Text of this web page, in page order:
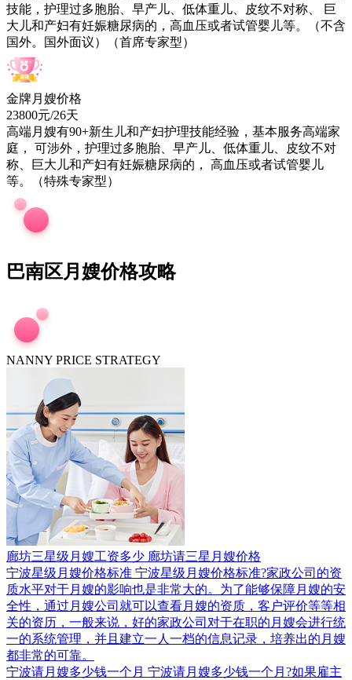
技能，护理过多胞胎、早产儿、低体重儿、皮纹不对称、 巨
大儿和产妇有妊娠糖尿病的，高血压或者试管婴儿等。（不含
国外。国外面议）（首席专家型）
金牌月嫂价格
23800元/26天
高端月嫂有90+新生儿和产妇护理技能经验，基本服务高端家
庭， 可涉外，护理过多胞胎、早产儿、低体重儿、皮纹不对
称、巨大儿和产妇有妊娠糖尿病的， 高血压或者试管婴儿
等。（特殊专家型）
巴南区月嫂价格攻略
NANNY PRICE STRATEGY
廊坊三星级月嫂工资多少 廊坊请三星月嫂价格
宁波星级月嫂价格标准 宁波星级月嫂价格标准?家政公司的资
质水平对于月嫂的影响也是非常大的。为了能够保障月嫂的安
全性，通过月嫂公司就可以查看月嫂的资质，客户评价等等相
关的资历，一般来说，好的家政公司对于在职的月嫂会进行统
一的系统管理，并且建立一人一档的信息记录，培养出的月嫂
都非常的可靠。
宁波请月嫂多少钱一个月 宁波请月嫂多少钱一个月?如果雇主